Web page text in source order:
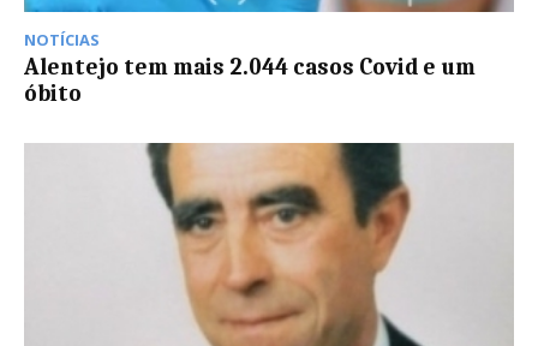
NOTÍCIAS
Alentejo tem mais 2.044 casos Covid e um
óbito